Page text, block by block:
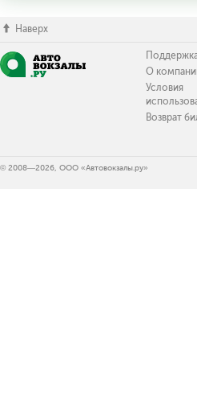
Наверх
О
Условия
Возврат
© 2008—2026, ООО «Автовокзалы.ру»